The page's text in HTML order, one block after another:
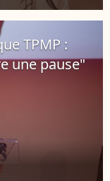
TPMP :
une pause"